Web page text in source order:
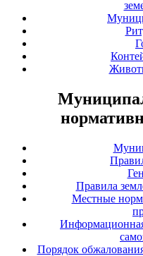
Правила
Местные
Порядок